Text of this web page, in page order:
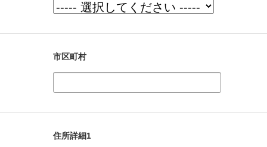
市区町村
住所詳細1